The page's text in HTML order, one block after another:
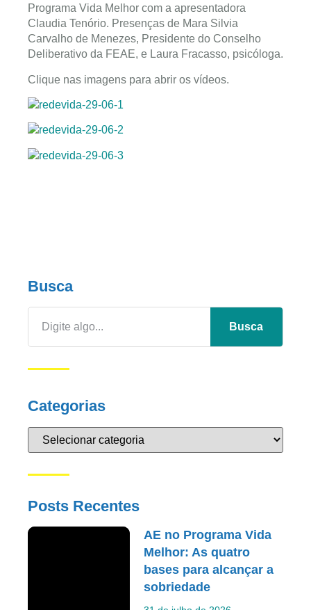
Programa Vida Melhor com a apresentadora
Claudia Tenório. Presenças de Mara Silvia
Carvalho de Menezes, Presidente do Conselho
Deliberativo da FEAE, e Laura Fracasso, psicóloga.
Clique nas imagens para abrir os vídeos.
Busca
Busca
Categorias
Posts Recentes
AE no Programa Vida
Melhor: As quatro
bases para alcançar a
sobriedade